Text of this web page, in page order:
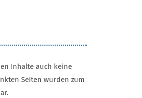
Inhalte auch keine
Seiten wurden zum